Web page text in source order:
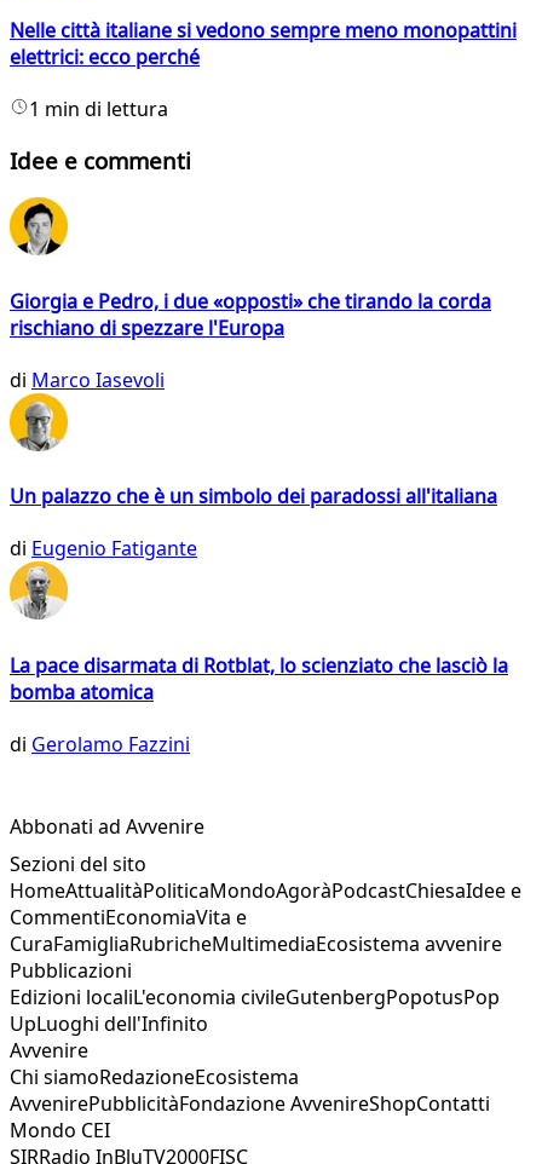
Nelle città italiane si vedono sempre meno monopattini
elettrici: ecco perché
1 min di lettura
Idee e commenti
Giorgia e Pedro, i due «opposti» che tirando la corda
rischiano di spezzare l'Europa
di Marco Iasevoli
Un palazzo che è un simbolo dei paradossi all'italiana
di Eugenio Fatigante
La pace disarmata di Rotblat, lo scienziato che lasciò la
bomba atomica
di Gerolamo Fazzini
Abbonati ad Avvenire
Sezioni del sito
HomeAttualitàPoliticaMondoAgoràPodcastChiesaIdee e
CommentiEconomiaVita e
CuraFamigliaRubricheMultimediaEcosistema avvenire
Pubblicazioni
Edizioni localiL'economia civileGutenbergPopotusPop
UpLuoghi dell'Infinito
Avvenire
Chi siamoRedazioneEcosistema
AvvenirePubblicitàFondazione AvvenireShopContatti
Mondo CEI
SIRRadio InBluTV2000FISC